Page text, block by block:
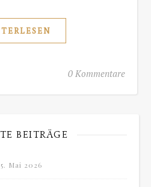
0 Kommentare
BEITRÄGE
Mai 2026